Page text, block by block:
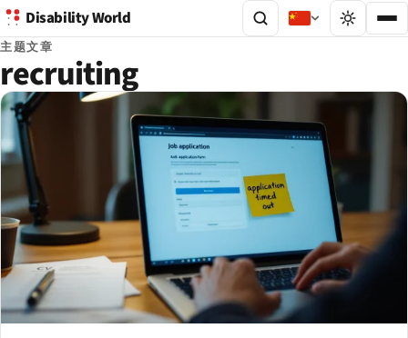
Disability World
主题文章
recruiting